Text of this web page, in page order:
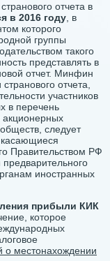
отчета в
в 2016 году , в
которого
группы
такого
представлять в
отчет. Минфин
отчета,
участников
в перечень
акционерных
следует
Правительством РФ
иностранных
прибыли КИК
которое
о местонахождении